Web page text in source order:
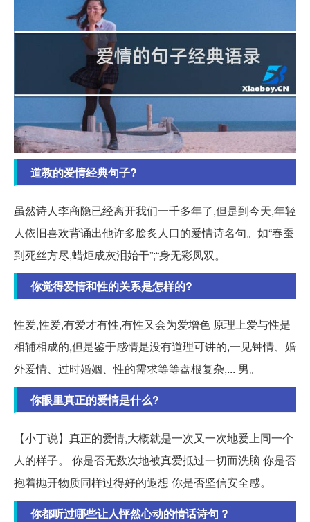
道教的爱情经典句子?
虽然诗人李商隐已经离开我们一千多年了,但是到今天,年轻
人依旧喜欢背诵出他许多脍炙人口的爱情诗名句。如“春蚕
到死丝方尽,蜡炬成灰泪始干”;“身无彩凤双。
你觉得爱情和性的关系是怎样的?
性爱,性爱,有爱才有性,有性又会为爱增色 原理上爱与性是
相辅相成的,但是鉴于感情是没有道理可讲的,一见钟情、婚
外爱情、过时婚姻、性的需求等等盘根复杂,... 男。
你眼里真正的爱情是什么?
【小丁说】真正的爱情,大概就是一次又一次地爱上同一个
人的样子。 你是否无数次地被真爱抵过一切而洗脑 你是否
抱着抛开物质同样过得好的遐想 你是否坚信安全感。
你都听过哪些让人怦然心动的情话诗句 ​​​​?